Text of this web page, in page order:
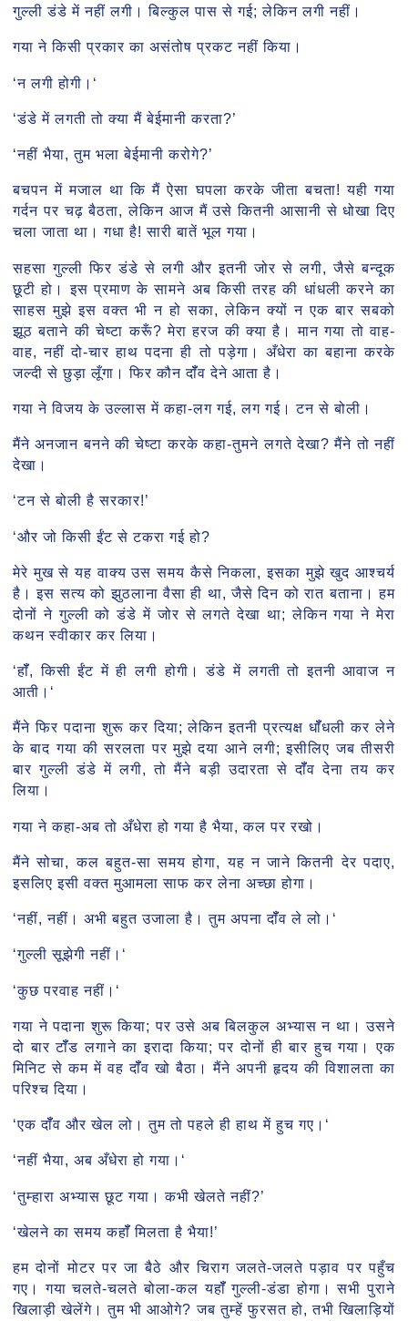
गुल्ली डंडे में नहीं लगी। बिल्कुल पास से गई; लेकिन लगी नहीं।
गया ने किसी प्रकार का असंतोष प्रकट नहीं किया।
‘न लगी होगी।‘
‘डंडे में लगती तो क्या मैं बेईमानी करता?’
‘नहीं भैया, तुम भला बेईमानी करोगे?’
बचपन में मजाल था कि मैं ऐसा घपला करके जीता बचता! यही गया
गर्दन पर चढ़ बैठता, लेकिन आज मैं उसे कितनी आसानी से धोखा दिए
चला जाता था। गधा है! सारी बातें भूल गया।
सहसा गुल्ली फिर डंडे से लगी और इतनी जोर से लगी, जैसे बन्दूक
छूटी हो। इस प्रमाण के सामने अब किसी तरह की धांधली करने का
साहस मुझे इस वक्त भी न हो सका, लेकिन क्यों न एक बार सबको
झूठ बताने की चेष्टा करूँ? मेरा हरज की क्या है। मान गया तो वाह-
वाह, नहीं दो-चार हाथ पदना ही तो पड़ेगा। अँधेरा का बहाना करके
जल्दी से छुड़ा लूँगा। फिर कौन दॉँव देने आता है।
गया ने विजय के उल्लास में कहा-लग गई, लग गई। टन से बोली।
मैंने अनजान बनने की चेष्टा करके कहा-तुमने लगते देखा? मैंने तो नहीं
देखा।
‘टन से बोली है सरकार!’
‘और जो किसी ईंट से टकरा गई हो?
मेरे मुख से यह वाक्य उस समय कैसे निकला, इसका मुझे खुद आश्चर्य
है। इस सत्य को झुठलाना वैसा ही था, जैसे दिन को रात बताना। हम
दोनों ने गुल्ली को डंडे में जोर से लगते देखा था; लेकिन गया ने मेरा
कथन स्वीकार कर लिया।
‘हॉँ, किसी ईंट में ही लगी होगी। डंडे में लगती तो इतनी आवाज न
आती।‘
मैंने फिर पदाना शुरू कर दिया; लेकिन इतनी प्रत्यक्ष धॉँधली कर लेने
के बाद गया की सरलता पर मुझे दया आने लगी; इसीलिए जब तीसरी
बार गुल्ली डंडे में लगी, तो मैंने बड़ी उदारता से दॉँव देना तय कर
लिया।
गया ने कहा-अब तो अँधेरा हो गया है भैया, कल पर रखो।
मैंने सोचा, कल बहुत-सा समय होगा, यह न जाने कितनी देर पदाए,
इसलिए इसी वक्त मुआमला साफ कर लेना अच्छा होगा।
‘नहीं, नहीं। अभी बहुत उजाला है। तुम अपना दॉँव ले लो।‘
‘गुल्ली सूझेगी नहीं।‘
‘कुछ परवाह नहीं।‘
गया ने पदाना शुरू किया; पर उसे अब बिलकुल अभ्यास न था। उसने
दो बार टॉँड लगाने का इरादा किया; पर दोनों ही बार हुच गया। एक
मिनिट से कम में वह दॉँव खो बैठा। मैंने अपनी हृदय की विशालता का
परिश्च दिया।
‘एक दॉँव और खेल लो। तुम तो पहले ही हाथ में हुच गए।‘
‘नहीं भैया, अब अँधेरा हो गया।‘
‘तुम्हारा अभ्यास छूट गया। कभी खेलते नहीं?’
‘खेलने का समय कहॉँ मिलता है भैया!’
हम दोनों मोटर पर जा बैठे और चिराग जलते-जलते पड़ाव पर पहुँच
गए। गया चलते-चलते बोला-कल यहॉँ गुल्ली-डंडा होगा। सभी पुराने
खिलाड़ी खेलेंगे। तुम भी आओगे? जब तुम्हें फुरसत हो, तभी खिलाड़ियों